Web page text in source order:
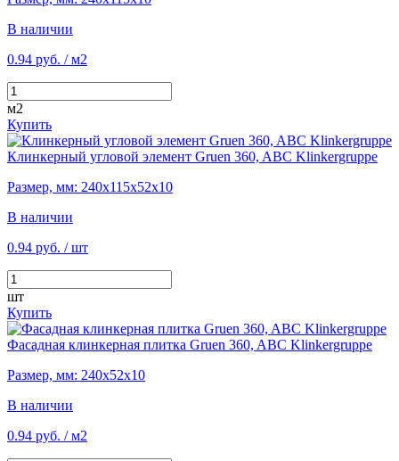
В наличии
0.94 руб. / м2
м2
Купить
Клинкерный угловой элемент Gruen 360, ABC Klinkergruppe
Размер, мм: 240х115х52х10
В наличии
0.94 руб. / шт
шт
Купить
Фасадная клинкерная плитка Gruen 360, ABC Klinkergruppe
Размер, мм: 240х52х10
В наличии
0.94 руб. / м2